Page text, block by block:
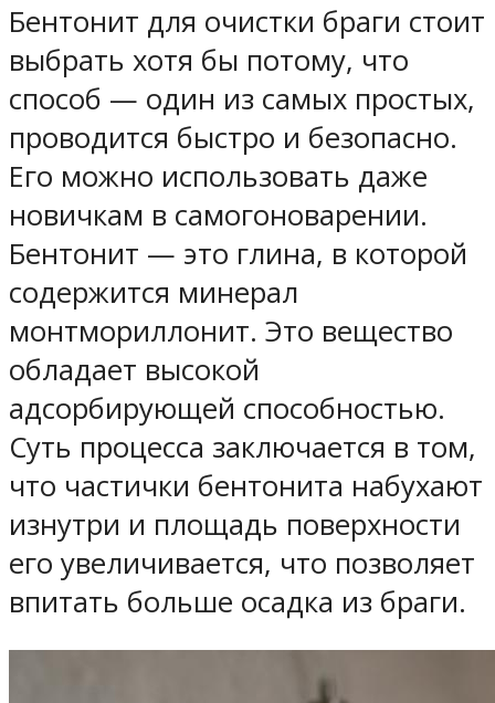
Бентонит для очистки браги стоит
выбрать хотя бы потому, что
способ — один из самых простых,
проводится быстро и безопасно.
Его можно использовать даже
новичкам в самогоноварении.
Бентонит — это глина, в которой
содержится минерал
монтмориллонит. Это вещество
обладает высокой
адсорбирующей способностью.
Суть процесса заключается в том,
что частички бентонита набухают
изнутри и площадь поверхности
его увеличивается, что позволяет
впитать больше осадка из браги.